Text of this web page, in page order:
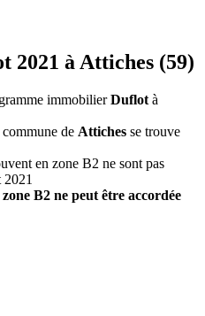
2021 à Attiches (59)
immobilierDuflot à
de Attiches se trouve
en zone B2 ne sont pas
B2 ne peut être accordée